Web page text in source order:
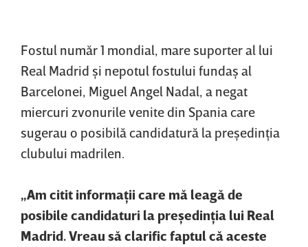
Fostul număr 1 mondial, mare suporter al lui
Real Madrid şi nepotul fostului fundaş al
Barcelonei, Miguel Angel Nadal, a negat
miercuri zvonurile venite din Spania care
sugerau o posibilă candidatură la preşedinţia
clubului madrilen.
„Am citit informaţii care mă leagă de
posibile candidaturi la preşedinţia lui Real
Madrid. Vreau să clarific faptul că aceste